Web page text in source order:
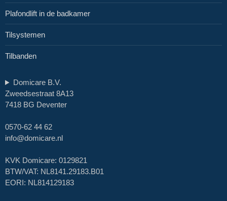
Plafondlift in de badkamer
Tilsystemen
Tilbanden
Domicare B.V.
Zweedsestraat 8A13
7418 BG Deventer
0570-62 44 62
info@domicare.nl
KVK Domicare: 0129821
BTW/VAT: NL8141.29183.B01
EORI: NL814129183